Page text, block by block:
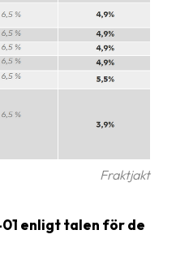
Fraktjakt
enligt talen för de